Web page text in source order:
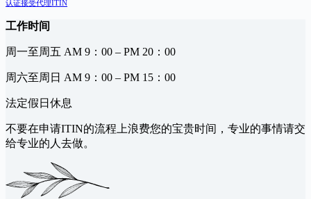
认证接受代理ITIN
工作时间
周一至周五 AM 9：00 – PM 20：00
周六至周日 AM 9：00 – PM 15：00
法定假日休息
不要在申请ITIN的流程上浪费您的宝贵时间，专业的事情请交
给专业的人去做。